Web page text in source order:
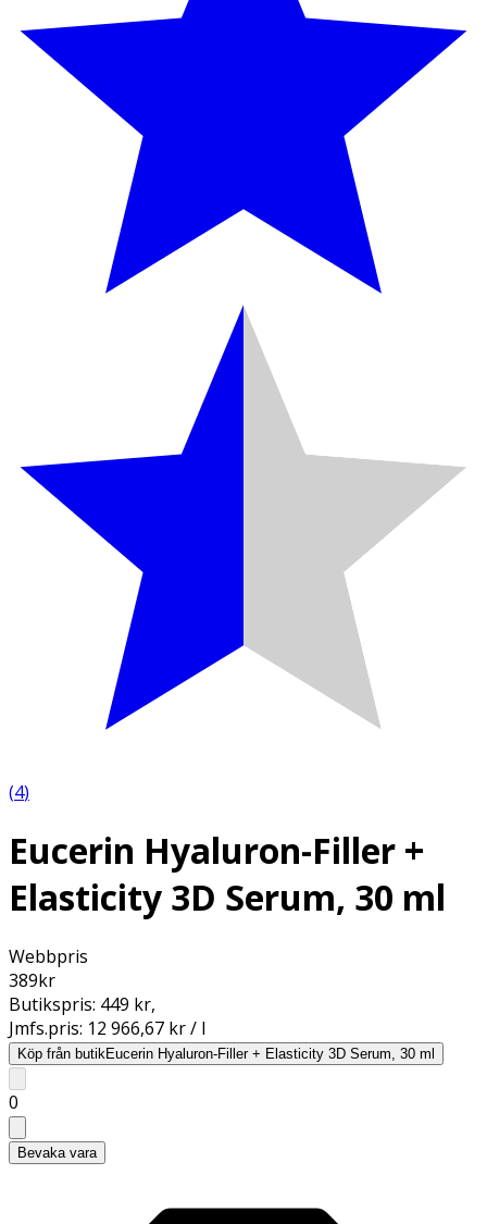
(4)
Eucerin Hyaluron-Filler +
Elasticity 3D Serum, 30 ml
Webbpris
389kr
Butikspris: 449 kr,
Jmfs.pris: 12 966,67 kr / l
Köp från butikEucerin Hyaluron-Filler + Elasticity 3D Serum, 30 ml
0
Bevaka vara